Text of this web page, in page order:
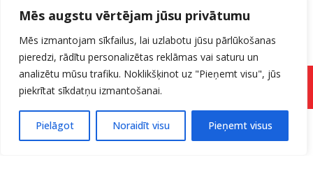
Mēs augstu vērtējam jūsu privātumu
Mēs izmantojam sīkfailus, lai uzlabotu jūsu pārlūkošanas
pieredzi, rādītu personalizētas reklāmas vai saturu un
analizētu mūsu trafiku. Noklikšķinot uz "Pieņemt visu", jūs
piekrītat sīkdatņu izmantošanai.
Pielāgot Noraidīt visu Pieņemt visus
Pieteikuma forma
dabaszinību skolotāja Ligita Anspoka.
Šogad Ekoskolas apbalvošanas ceremonijā
Ekoskolas svinēja jau 20 gadu jubileju.
Vairāk par apbalvošanas ceremoniju var lasīt un arī
skatītiesVides izglītības fonda mājas lapa.